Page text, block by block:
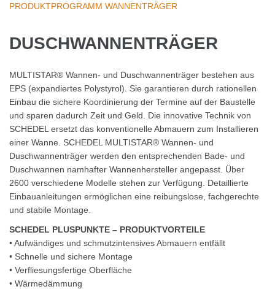
PRODUKTPROGRAMM WANNENTRÄGER
DUSCHWANNENTRÄGER
MULTISTAR® Wannen- und Duschwannenträger bestehen aus
EPS (expandiertes Polystyrol). Sie garantieren durch rationellen
Einbau die sichere Koordinierung der Termine auf der Baustelle
und sparen dadurch Zeit und Geld. Die innovative Technik von
SCHEDEL ersetzt das konventionelle Abmauern zum Installieren
einer Wanne. SCHEDEL MULTISTAR® Wannen- und
Duschwannenträger werden den entsprechenden Bade- und
Duschwannen namhafter Wannenhersteller angepasst. Über
2600 verschiedene Modelle stehen zur Verfügung. Detaillierte
Einbauanleitungen ermöglichen eine reibungslose, fachgerechte
und stabile Montage.
SCHEDEL PLUSPUNKTE – PRODUKTVORTEILE
• Aufwändiges und schmutzintensives Abmauern entfällt
• Schnelle und sichere Montage
• Verfliesungsfertige Oberfläche
• Wärmedämmung